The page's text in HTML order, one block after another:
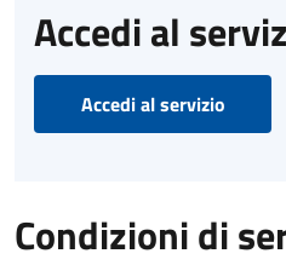
Accedi al
Accedi al servizio
Condizioni di